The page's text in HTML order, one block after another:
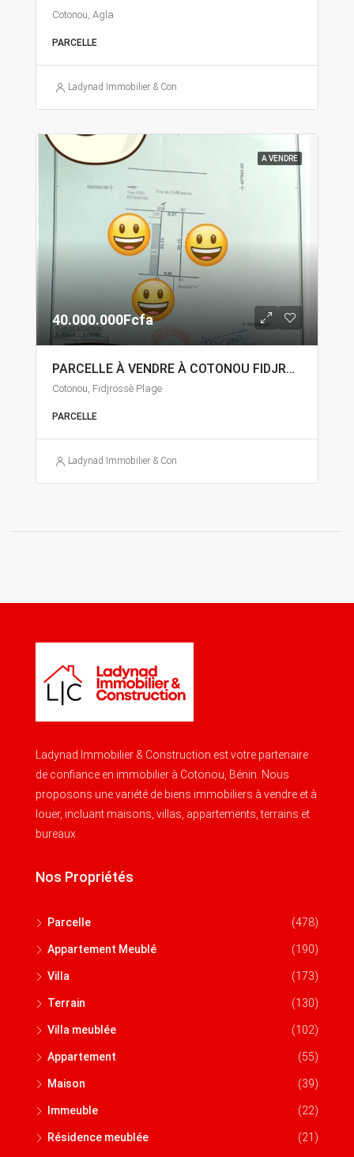
Cotonou, Agla
PARCELLE
Ladynad Immobilier & Construction
A VENDRE
40.000.000Fcfa
PARCELLE À VENDRE À COTONOU FIDJROSSÈ
Cotonou, Fidjrossè Plage
PARCELLE
Ladynad Immobilier & Construction
Ladynad Immobilier & Construction est votre partenaire
de confiance en immobilier à Cotonou, Bénin. Nous
proposons une variété de biens immobiliers à vendre et à
louer, incluant maisons, villas, appartements, terrains et
bureaux.
Nos Propriétés
Parcelle (478)
Appartement Meublé (190)
Villa (173)
Terrain (130)
Villa meublée (102)
Appartement (55)
Maison (39)
Immeuble (22)
Résidence meublée (21)